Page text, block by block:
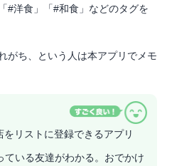
#洋食」「#和食」などのタグを
がち、という人は本アプリでメモ
リストに登録できるアプリ
ている友達がわかる。おでかけ